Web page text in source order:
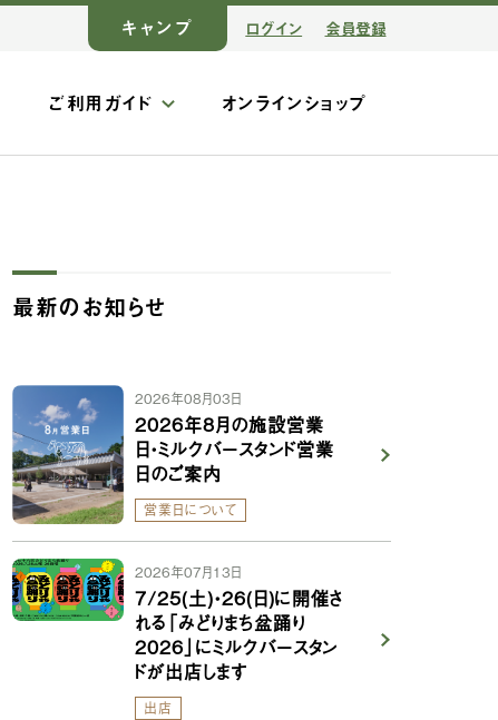
キャンプ ログイン 会員登録
ご利用ガイド オンラインショップ
最新のお知らせ
2026年08月03日
2026年8月の施設営業
日・ミルクバースタンド営業
日のご案内
営業日について
2026年07月13日
7/25(土)・26(日)に開催さ
れる「みどりまち盆踊り
2026」にミルクバースタン
ドが出店します
出店